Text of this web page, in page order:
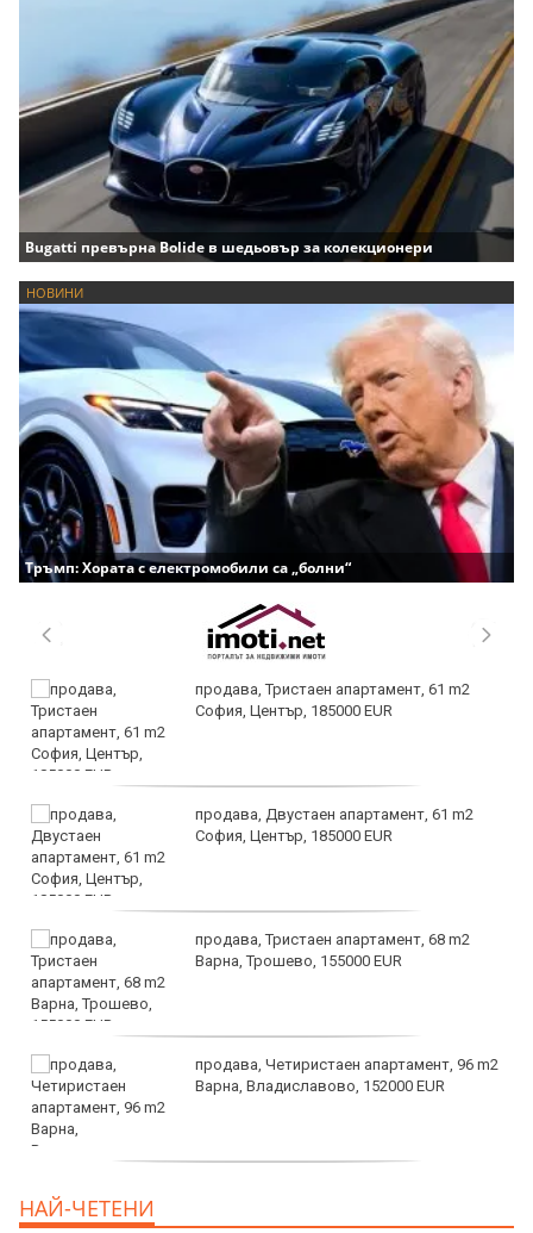
Bugatti превърна Bolide в шедьовър за колекционери
НОВИНИ
Тръмп: Хората с електромобили са „болни“
продава, Тристаен апартамент, 61 m2
София, Център, 185000 EUR
продава, Двустаен апартамент, 61 m2
София, Център, 185000 EUR
продава, Тристаен апартамент, 68 m2
Варна, Трошево, 155000 EUR
продава, Четиристаен апартамент, 96 m2
Варна, Владиславово, 152000 EUR
НАЙ-ЧЕТЕНИ